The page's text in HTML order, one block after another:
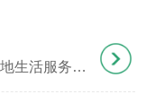
。
文件都有独立身
最近发现一款挺实用的本地生活服务软件——爱清水app，由清水县融媒体中心官方打造。平时想了解县里的大小事，点开它就能看到最新动态，政策解读也特别清晰。最方便的是直接在手机上能办理一些政务业务，省去了跑窗口的麻烦。新闻更新速度很快，早